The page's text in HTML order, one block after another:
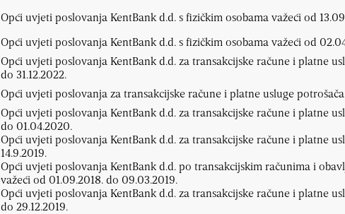
Opći uvjeti poslovanja KentBank d.d. s fizičkim osobama važeći od
Opći uvjeti poslovanja KentBank d.d. s fizičkim osobama važeći od
Opći uvjeti poslovanja KentBank d.d. za transakcijske račune i platne
do 31.12.2022.
Opći uvjeti poslovanja za transakcijske račune i platne usluge
Opći uvjeti poslovanja KentBank d.d. za transakcijske račune i platne
do 01.04.2020.
Opći uvjeti poslovanja KentBank d.d. za transakcijske račune i platne
14.9.2019.
Opći uvjeti poslovanja KentBank d.d. po transakcijskim računima i
važeći od 01.09.2018. do 09.03.2019.
Opći uvjeti poslovanja KentBank d.d. za transakcijske račune i platne
do 29.12.2019.